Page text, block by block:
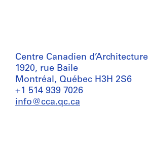
Centre Canadien d’Architecture
1920, rue Baile
Montréal, Québec H3H 2S6
+1 514 939 7026
info@cca.qc.ca